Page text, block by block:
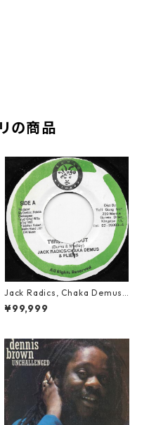
の商品
Jack Radics, Chaka Demus
& Pliers - Twist And Shout
【7-21830】
¥99,999